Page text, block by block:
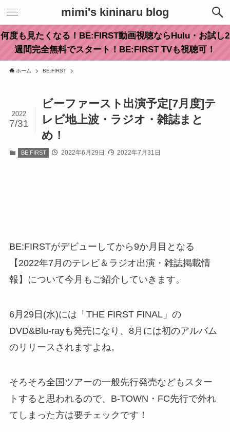
mimi's kininaru blog
何度も見たくなる！BE:FIRST動画視聴ならHulu・お試し2
週間完全無料でスタート！BE:FIRST TVも視聴可！
ホーム BE:FIRST
ビーファースト出演予定[7月度]テ
レビ地上波・ラジオ・雑誌まと
め！
2022
7/31
BE:FIRST 2022年6月29日 2022年7月31日
BE:FIRSTがデビューしてから9か月目となる
【2022年7月のテレビ＆ラジオ出演・雑誌掲載情
報】について今月もご紹介していきます。
6月29日(水)には「THE FIRST FINAL」の
DVD&Blu-rayも発売になり、8月には初のアルバム
のリリースされますよね。
そろそろ全国ツアーの一般先行発売などもスター
トすると思われるので、B-TOWN・FC先行で外れ
てしまった方は要チェックです！